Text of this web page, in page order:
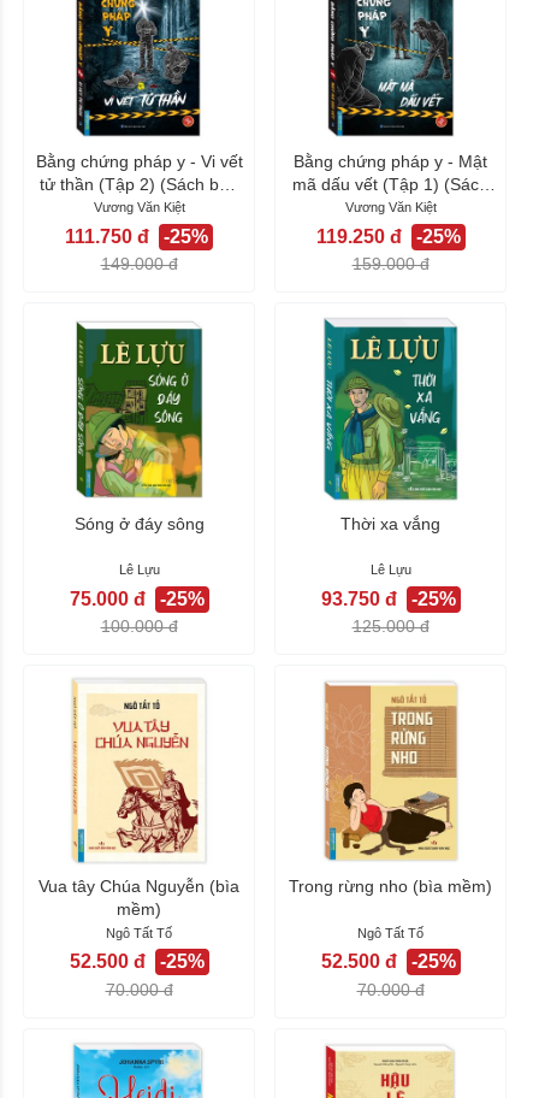
Bằng chứng pháp y - Vi vết
tử thần (Tập 2) (Sách bản
quyền)
Vương Văn Kiệt
111.750 đ -25%
149.000 đ
Bằng chứng pháp y - Mật
mã dấu vết (Tập 1) (Sách
bản quyền)
Vương Văn Kiệt
119.250 đ -25%
159.000 đ
Sóng ở đáy sông
Lê Lựu
75.000 đ -25%
100.000 đ
Thời xa vắng
Lê Lựu
93.750 đ -25%
125.000 đ
Vua tây Chúa Nguyễn (bìa
mềm)
Ngô Tất Tố
52.500 đ -25%
70.000 đ
Trong rừng nho (bìa mềm)
Ngô Tất Tố
52.500 đ -25%
70.000 đ